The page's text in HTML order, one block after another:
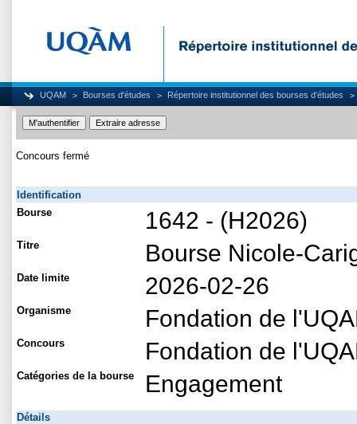
UQAM Bourses d'études Répertoire institutionnel des bourses d'études
Concours fermé
Identification
Bourse
1642 - (H2026)
Titre Bourse Nicole-
Date limite 2026-02-26
Organisme Fondation de
Concours Fondation de
Catégories de la bourse Engagement
Détails